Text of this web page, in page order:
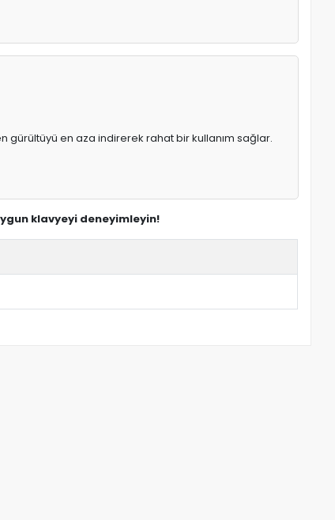
gürültüyü en aza indirerek rahat bir kullanım sağlar.
klavyeyi deneyimleyin!